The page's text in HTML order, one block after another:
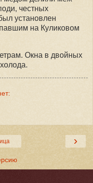
честных
установлен
на Куликовом
Окна в двойных
›